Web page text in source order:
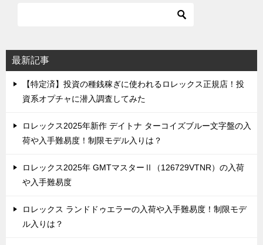
最新記事
【特定済】投資の種銭稼ぎに使われるロレックス正規店！投
資系オプチャに潜入調査してみた
ロレックス2025年新作 デイトナ ターコイズブルー文字盤の入
荷や入手難易度！制限モデル入りは？
ロレックス2025年 GMTマスターⅡ（126729VTNR）の入荷
や入手難易度
ロレックス ランドドゥエラーの入荷や入手難易度！制限モデ
ル入りは？